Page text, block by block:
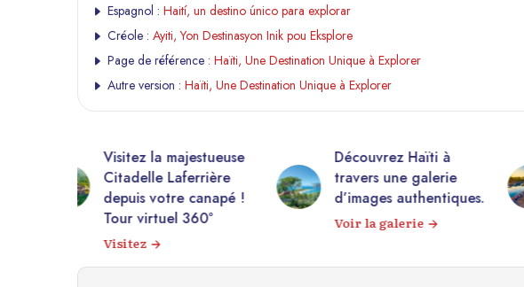
Espagnol : Haití, un destino único para explorar
Créole : Ayiti, Yon Destinasyon Inik pou Eksplore
Page de référence : Haïti, Une Destination Unique à Explorer
Autre version : Haïti, Une Destination Unique à Explorer
Découvrez Haïti à
travers une galerie
d’images authentiques.
Voir la galerie
10 000+ photos libres de
droits sur Haïti !
Explorez notre banque
d’images